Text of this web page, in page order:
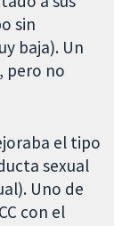
sin
baja). Un
pero no
el tipo
sexual
Uno de
con el